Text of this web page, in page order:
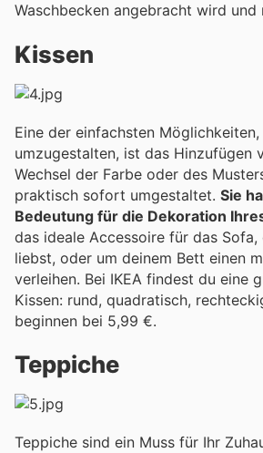
Waschbecken angebracht wird und
Kissen
Eine der einfachsten Möglichkeiten,
umzugestalten, ist das Hinzufügen
Wechsel der Farbe oder des
praktisch sofort umgestaltet. Sie
Bedeutung für die Dekoration
das ideale Accessoire für das Sofa,
liebst, oder um deinem Bett einen
verleihen. Bei IKEA findest du eine
Kissen: rund, quadratisch,
beginnen bei 5,99 €.
Teppiche
Teppiche sind ein Muss für Ihr